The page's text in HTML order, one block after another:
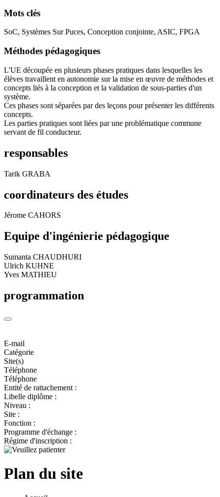
Mots clés
SoC, Systèmes Sur Puces, Conception conjointe, ASIC, FPGA
Méthodes pédagogiques
L'UE découpée en plusieurs phases pratiques dans lesquelles les
élèves travaillent en autonomie sur la mise en œuvre de méthodes et
concepts liés à la conception et la validation de sous-parties d'un
système.
Ces phases sont séparées par des leçons pour présenter les différents
concepts.
Les parties pratiques sont liées par une problématique commune
servant de fil conducteur.
responsables
Tarik GRABA
coordinateurs des études
Jérome CAHORS
Equipe d'ingénierie pédagogique
Sumanta CHAUDHURI
Ulrich KUHNE
Yves MATHIEU
programmation
E-mail
Catégorie
Site(s)
Téléphone
Téléphone
Entité de rattachement :
Libelle diplôme :
Niveau :
Site :
Fonction :
Programme d'échange :
Régime d'inscription :
Plan du site